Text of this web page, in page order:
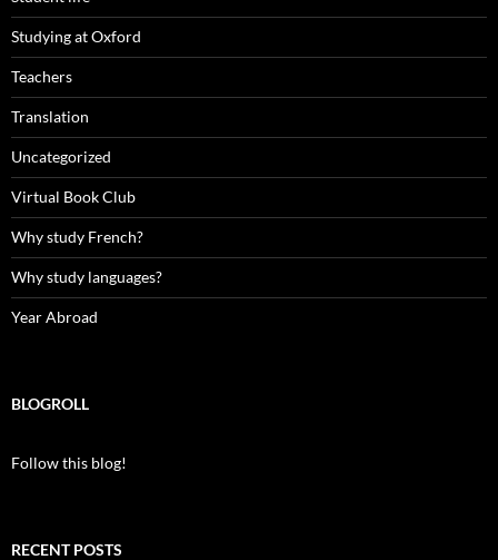
Studying at Oxford
Teachers
Translation
Uncategorized
Virtual Book Club
Why study French?
Why study languages?
Year Abroad
BLOGROLL
Follow this blog!
RECENT POSTS